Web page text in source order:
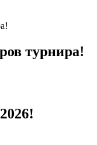
турнира!